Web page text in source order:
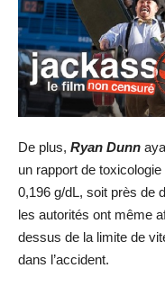
De plus, Ryan Dunn
un rapport de
0,196 g/dL, soit près de
les autorités ont même
dessus de la limite de
dans l’accident.